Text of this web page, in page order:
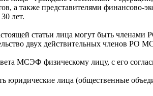
а также представителями
лет.
статьи лица могут быть
двух действительных членов РО
МСЭФ физическому лицу, с его
лица (общественные